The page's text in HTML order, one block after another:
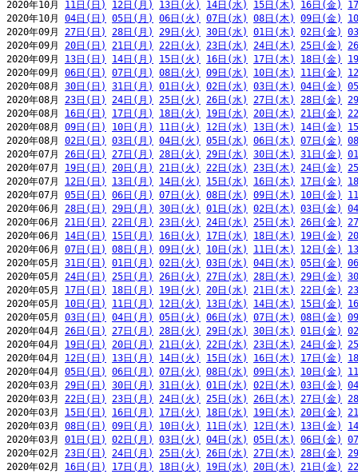
2020年10月 11日(日) 12日(月) 13日(火) 14日(水) 15日(木) 16日(金)
2020年10月 04日(日) 05日(月) 06日(火) 07日(水) 08日(木) 09日(金)
2020年09月 27日(日) 28日(月) 29日(火) 30日(水) 01日(木) 02日(金)
2020年09月 20日(日) 21日(月) 22日(火) 23日(水) 24日(木) 25日(金)
2020年09月 13日(日) 14日(月) 15日(火) 16日(水) 17日(木) 18日(金)
2020年09月 06日(日) 07日(月) 08日(火) 09日(水) 10日(木) 11日(金)
2020年08月 30日(日) 31日(月) 01日(火) 02日(水) 03日(木) 04日(金)
2020年08月 23日(日) 24日(月) 25日(火) 26日(水) 27日(木) 28日(金)
2020年08月 16日(日) 17日(月) 18日(火) 19日(水) 20日(木) 21日(金)
2020年08月 09日(日) 10日(月) 11日(火) 12日(水) 13日(木) 14日(金)
2020年08月 02日(日) 03日(月) 04日(火) 05日(水) 06日(木) 07日(金)
2020年07月 26日(日) 27日(月) 28日(火) 29日(水) 30日(木) 31日(金)
2020年07月 19日(日) 20日(月) 21日(火) 22日(水) 23日(木) 24日(金)
2020年07月 12日(日) 13日(月) 14日(火) 15日(水) 16日(木) 17日(金)
2020年07月 05日(日) 06日(月) 07日(火) 08日(水) 09日(木) 10日(金)
2020年06月 28日(日) 29日(月) 30日(火) 01日(水) 02日(木) 03日(金)
2020年06月 21日(日) 22日(月) 23日(火) 24日(水) 25日(木) 26日(金)
2020年06月 14日(日) 15日(月) 16日(火) 17日(水) 18日(木) 19日(金)
2020年06月 07日(日) 08日(月) 09日(火) 10日(水) 11日(木) 12日(金)
2020年05月 31日(日) 01日(月) 02日(火) 03日(水) 04日(木) 05日(金)
2020年05月 24日(日) 25日(月) 26日(火) 27日(水) 28日(木) 29日(金)
2020年05月 17日(日) 18日(月) 19日(火) 20日(水) 21日(木) 22日(金)
2020年05月 10日(日) 11日(月) 12日(火) 13日(水) 14日(木) 15日(金)
2020年05月 03日(日) 04日(月) 05日(火) 06日(水) 07日(木) 08日(金)
2020年04月 26日(日) 27日(月) 28日(火) 29日(水) 30日(木) 01日(金)
2020年04月 19日(日) 20日(月) 21日(火) 22日(水) 23日(木) 24日(金)
2020年04月 12日(日) 13日(月) 14日(火) 15日(水) 16日(木) 17日(金)
2020年04月 05日(日) 06日(月) 07日(火) 08日(水) 09日(木) 10日(金)
2020年03月 29日(日) 30日(月) 31日(火) 01日(水) 02日(木) 03日(金)
2020年03月 22日(日) 23日(月) 24日(火) 25日(水) 26日(木) 27日(金)
2020年03月 15日(日) 16日(月) 17日(火) 18日(水) 19日(木) 20日(金)
2020年03月 08日(日) 09日(月) 10日(火) 11日(水) 12日(木) 13日(金)
2020年03月 01日(日) 02日(月) 03日(火) 04日(水) 05日(木) 06日(金)
2020年02月 23日(日) 24日(月) 25日(火) 26日(水) 27日(木) 28日(金)
2020年02月 16日(日) 17日(月) 18日(火) 19日(水) 20日(木) 21日(金)